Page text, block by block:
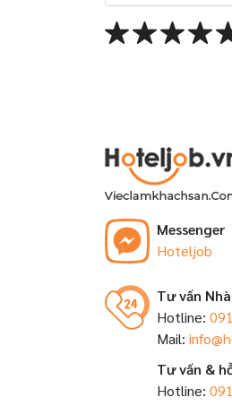
Messenger
Hoteljob
Tư vấn
Hotline:
Mail:
Tư vấn &
Hotline: